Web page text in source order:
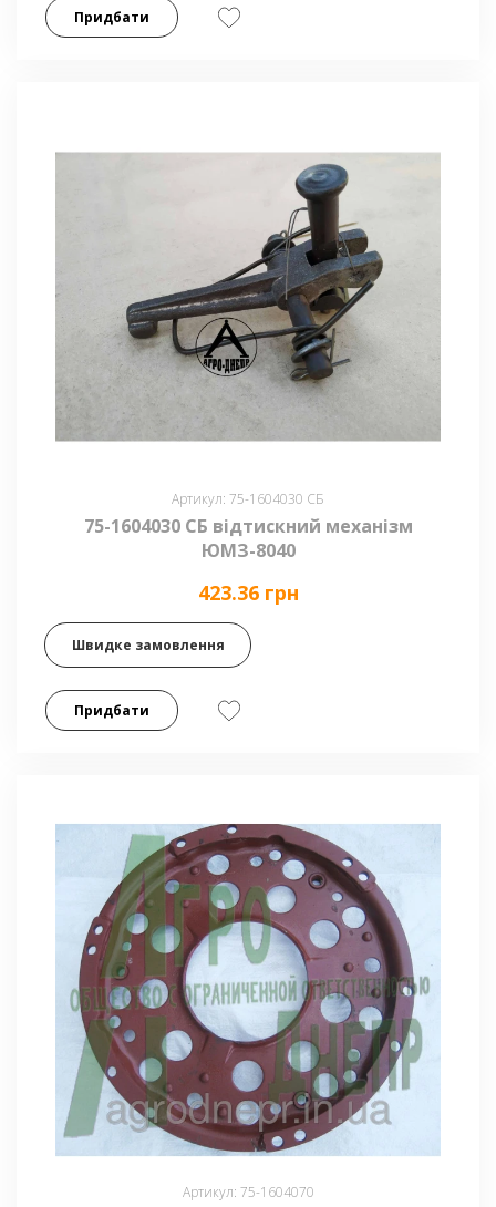
Придбати
Артикул: 75-1604030 СБ
75-1604030 СБ відтискний механізм
ЮМЗ-8040
423.36 грн
Швидке замовлення
Придбати
Артикул: 75-1604070